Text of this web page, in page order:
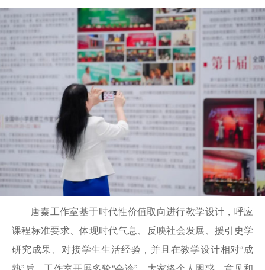
唐秦工作室基于时代性价值取向进行教学设计，呼应
课程标准要求、体现时代气息、反映社会发展、援引史学
研究成果、对接学生生活经验，并且在教学设计相对“成